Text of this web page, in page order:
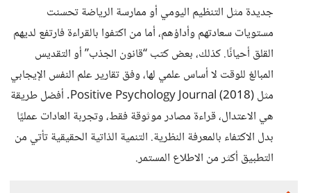
جديدة مثل التنظيم اليومي أو ممارسة الرياضة تحسنت
مستويات سعادتهم وأداؤهم، أما من اكتفوا بالقراءة فارتفع لديهم
القلق أحيانًا. كذلك، بعض كتب “قانون الجذب” أو التقديس
المبالغ للوقت لا أساس علمي لها، وفق تقارير علم النفس الإيجابي
مثل Positive Psychology Journal (2018). أفضل طريقة
هي الاعتدال، قراءة مصادر موثوقة فقط، وتجربة العادات عمليًا
بدل الاكتفاء بالمعرفة النظرية. التنمية الذاتية الحقيقية تأتي من
التطبيق أكثر من الاطلاع المستمر.